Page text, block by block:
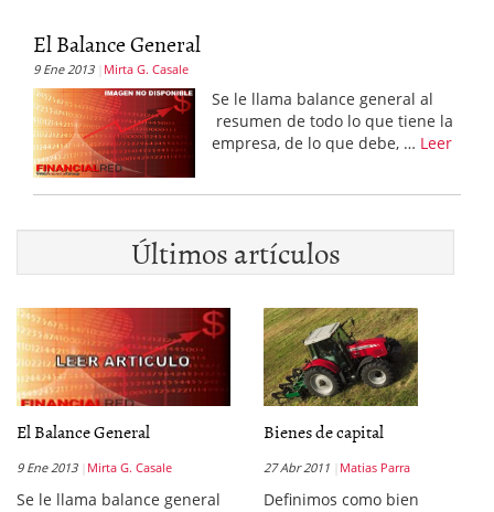
El Balance General
9 Ene 2013 Mirta G. Casale
Se le llama balance general al
resumen de todo lo que tiene la
empresa, de lo que debe, … Leer
Últimos artículos
El Balance General
9 Ene 2013 Mirta G. Casale
Se le llama balance general
Bienes de capital
27 Abr 2011 Matias Parra
Definimos como bien